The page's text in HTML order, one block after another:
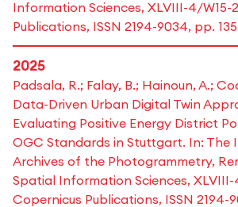
Information Sciences, XLVIII-4/W15-
Publications, ISSN 2194-9034, pp.
2025
Padsala, R.; Falay, B.; Hainoun, A.;
Data-Driven Urban Digital Twin
Evaluating Positive Energy District
OGC Standards in Stuttgart. In: The
Archives of the Photogrammetry,
Spatial Information Sciences, XLVIII-
Copernicus Publications, ISSN 2194-